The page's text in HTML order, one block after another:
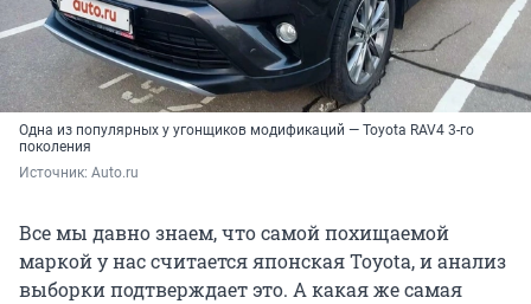
Одна из популярных у угонщиков модификаций — Toyota RAV4 3-го
поколения
Источник: Auto.ru
Все мы давно знаем, что самой похищаемой
маркой у нас считается японская Toyota, и анализ
выборки подтверждает это. А какая же самая